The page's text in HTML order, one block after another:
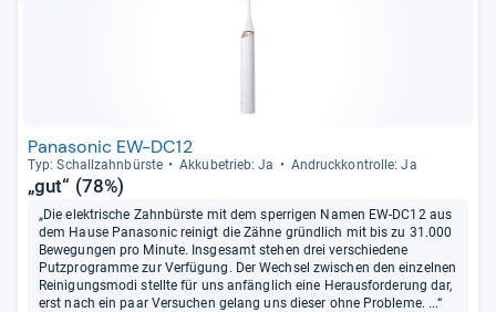
Panasonic EW-DC12
Typ: Schall­zahn­bürste Akku­be­trieb: Ja Andruck­kon­trolle: Ja
„gut“ (78%)
„Die elektrische Zahnbürste mit dem sperrigen Namen EW-DC12 aus
dem Hause Panasonic reinigt die Zähne gründlich mit bis zu 31.000
Bewegungen pro Minute. Insgesamt stehen drei verschiedene
Putzprogramme zur Verfügung. Der Wechsel zwischen den einzelnen
Reinigungsmodi stellte für uns anfänglich eine Herausforderung dar,
erst nach ein paar Versuchen gelang uns dieser ohne Probleme. ...“